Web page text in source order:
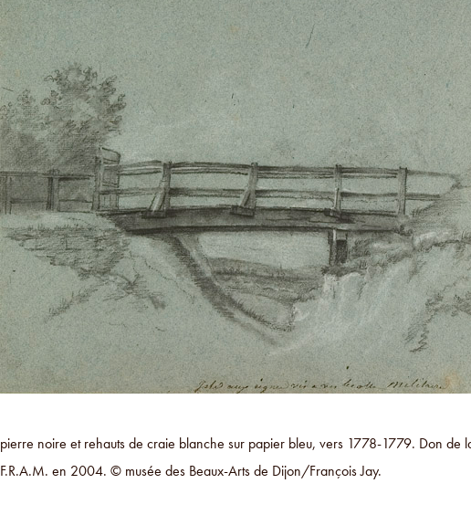
pierre noire et rehauts de craie blanche sur papier bleu, vers 1778-1779. Don de
F.R.A.M. en 2004. © musée des Beaux-Arts de Dijon/François Jay.